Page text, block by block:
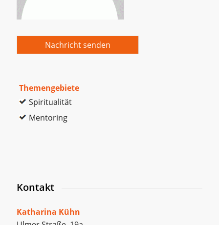
Nachricht senden
Themengebiete
Spiritualität
Mentoring
Kontakt
Katharina Kühn